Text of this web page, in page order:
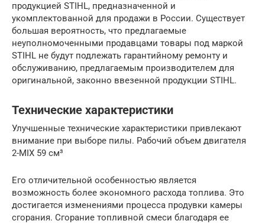
продукцией STIHL, предназначенной и
укомплектованной для продажи в России. Существует
большая вероятность, что предлагаемые
неуполномоченными продавцами товары под маркой
STIHL не будут подлежать гарантийному ремонту и
обслуживанию, предлагаемым производителем для
оригинальной, законно ввезенной продукции STIHL.
Технические характеристики
Улучшенные технические характеристики привлекают
внимание при выборе пилы. Рабочий объем двигателя
2-MIX 59 см³
Его отличительной особенностью является
возможность более экономного расхода топлива. Это
достигается изменениями процесса продувки камеры
сгорания. Сгорание топливной смеси благодаря ее